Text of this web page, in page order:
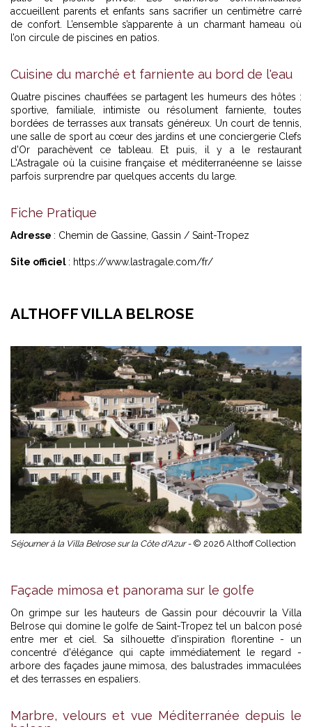
accueillent parents et enfants sans sacrifier un centimètre carré
de confort. L’ensemble s’apparente à un charmant hameau où
l’on circule de piscines en patios.
Cuisine du marché et farniente au bord de l'eau
Quatre piscines chauffées se partagent les humeurs des hôtes :
sportive, familiale, intimiste ou résolument farniente, toutes
bordées de terrasses aux transats généreux. Un court de tennis,
une salle de sport au cœur des jardins et une conciergerie Clefs
d'Or parachèvent ce tableau. Et puis, il y a le restaurant
L'Astragale où la cuisine française et méditerranéenne se laisse
parfois surprendre par quelques accents du large.
Fiche Pratique
Adresse : Chemin de Gassine, Gassin / Saint-Tropez
Site officiel : https://www.lastragale.com/fr/
ALTHOFF VILLA BELROSE
Séjourner à la Villa Belrose sur la Côte d’Azur - © 2026 Althoff Collection
Façade mimosa et panorama sur le golfe
On grimpe sur les hauteurs de Gassin pour découvrir la Villa
Belrose qui domine le golfe de Saint-Tropez tel un balcon posé
entre mer et ciel. Sa silhouette d'inspiration florentine - un
concentré d'élégance qui capte immédiatement le regard -
arbore des façades jaune mimosa, des balustrades immaculées
et des terrasses en espaliers.
Marbre, velours et vue Méditerranée depuis le